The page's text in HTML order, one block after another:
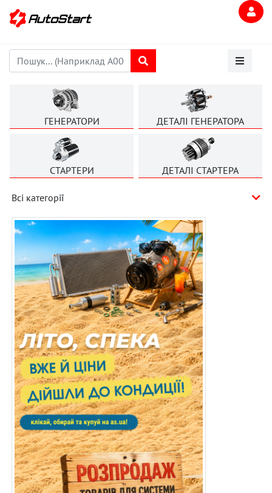
ГЕНЕРАТОРИ ДЕТАЛІ ГЕНЕРАТОРА
СТАРТЕРИ ДЕТАЛІ СТАРТЕРА
Всі категорії